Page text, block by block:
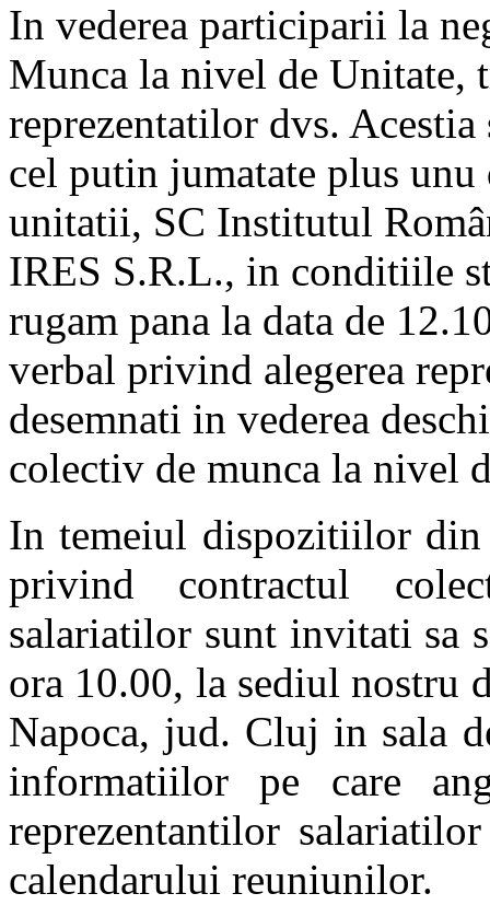
In vederea participarii la
Munca la nivel de Unitate,
reprezentatilor dvs.
cel putin jumatate plus
unitatii, SC Institutul
IRES S.R.L., in conditiile
rugam pana la data de
verbal privind alegerea
desemnati in vederea
colectiv de munca la nivel
In temeiul dispozitiilor
privind contractul
salariatilor sunt invitati sa
ora 10.00, la sediul nostru
Napoca, jud. Cluj in sala
informatiilor pe care
reprezentantilor
calendarului reuniunilor.